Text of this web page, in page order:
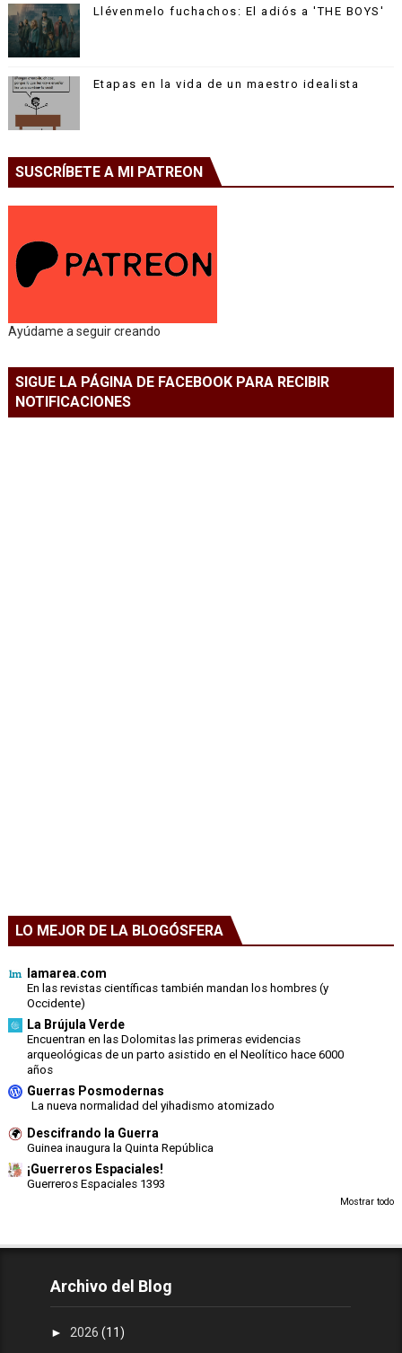
Llévenmelo fuchachos: El adiós a 'THE BOYS'
Etapas en la vida de un maestro idealista
SUSCRÍBETE A MI PATREON
Ayúdame a seguir creando
SIGUE LA PÁGINA DE FACEBOOK PARA RECIBIR
NOTIFICACIONES
LO MEJOR DE LA BLOGÓSFERA
lamarea.com
En las revistas científicas también mandan los hombres (y
Occidente)
La Brújula Verde
Encuentran en las Dolomitas las primeras evidencias
arqueológicas de un parto asistido en el Neolítico hace 6000
años
Guerras Posmodernas
La nueva normalidad del yihadismo atomizado
Descifrando la Guerra
Guinea inaugura la Quinta República
¡Guerreros Espaciales!
Guerreros Espaciales 1393
Mostrar todo
Archivo del Blog
► 2026(11)